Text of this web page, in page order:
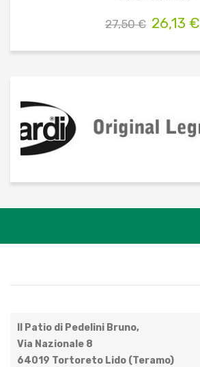
27,50 € 26,13 €
Il Patio di Pedelini Bruno,
Via Nazionale 8
64019 Tortoreto Lido (Teramo)